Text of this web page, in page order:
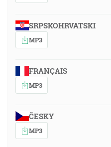
SRPSKOHRVATSKI
MP3
FRANÇAIS
MP3
ČESKY
MP3